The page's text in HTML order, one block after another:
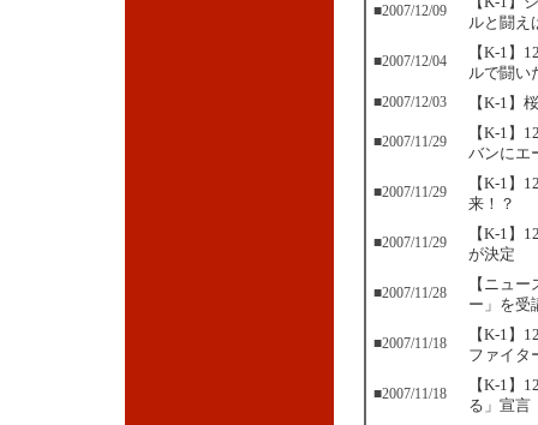
■2007/12/09
ルと闘え
■2007/12/04
【K-1】
ルで闘い
■2007/12/03 【K-1】
■2007/11/29
【K-1】
バンにエ
■2007/11/29
【K-1】
来！？
■2007/11/29
【K-1】
が決定
■2007/11/28
【ニュ
ー」を受
■2007/11/18
【K-1】
ファイタ
■2007/11/18
【K-1】
る」宣言